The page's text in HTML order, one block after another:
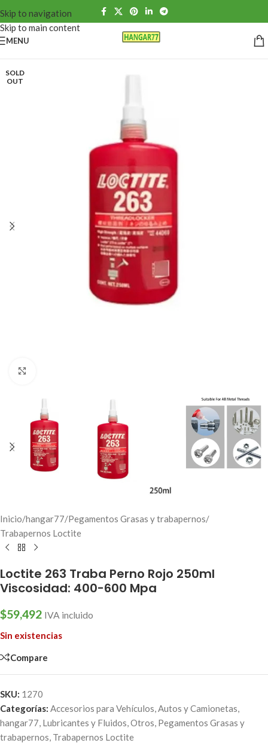
Skip to navigation
Skip to main content
MENU
SOLD
OUT
Inicio/hangar77/Pegamentos Grasas y trabapernos/
Trabapernos Loctite
Loctite 263 Traba Perno Rojo 250ml
Viscosidad: 400-600 Mpa
$59,492 IVA incluido
Sin existencias
Compare
SKU: 1270
Categorías: Accesorios para Vehículos,Autos y Camionetas,
hangar77, Lubricantes y Fluidos,Otros, Pegamentos Grasas y
trabapernos, Trabapernos Loctite